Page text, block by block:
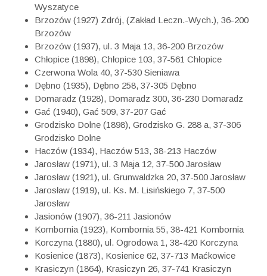
Wyszatyce
Brzozów (1927) Zdrój, (Zakład Leczn.-Wych.), 36-200
Brzozów
Brzozów (1937), ul. 3 Maja 13, 36-200 Brzozów
Chłopice (1898), Chłopice 103, 37-561 Chłopice
Czerwona Wola 40, 37-530 Sieniawa
Dębno (1935), Dębno 258, 37-305 Dębno
Domaradz (1928), Domaradz 300, 36-230 Domaradz
Gać (1940), Gać 509, 37-207 Gać
Grodzisko Dolne (1898), Grodzisko G. 288 a, 37-306
Grodzisko Dolne
Haczów (1934), Haczów 513, 38-213 Haczów
Jarosław (1971), ul. 3 Maja 12, 37-500 Jarosław
Jarosław (1921), ul. Grunwaldzka 20, 37-500 Jarosław
Jarosław (1919), ul. Ks. M. Lisińskiego 7, 37-500
Jarosław
Jasionów (1907), 36-211 Jasionów
Kombornia (1923), Kombornia 55, 38-421 Kombornia
Korczyna (1880), ul. Ogrodowa 1, 38-420 Korczyna
Kosienice (1873), Kosienice 62, 37-713 Maćkowice
Krasiczyn (1864), Krasiczyn 26, 37-741 Krasiczyn